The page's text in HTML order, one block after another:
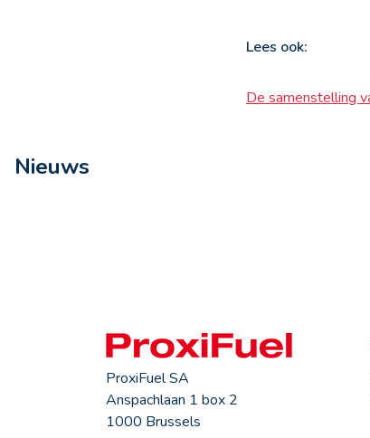
Lees ook:
De samenstelling
Nieuws
ProxiFuel SA
Anspachlaan 1 box 2
1000 Brussels